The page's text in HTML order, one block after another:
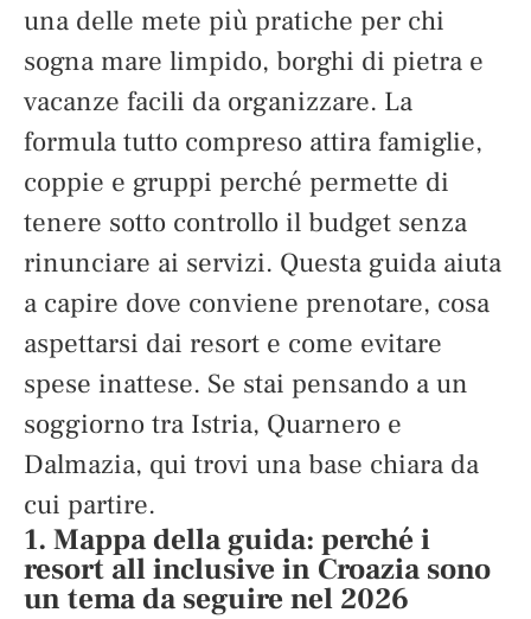
una delle mete più pratiche per chi
sogna mare limpido, borghi di pietra e
vacanze facili da organizzare. La
formula tutto compreso attira famiglie,
coppie e gruppi perché permette di
tenere sotto controllo il budget senza
rinunciare ai servizi. Questa guida aiuta
a capire dove conviene prenotare, cosa
aspettarsi dai resort e come evitare
spese inattese. Se stai pensando a un
soggiorno tra Istria, Quarnero e
Dalmazia, qui trovi una base chiara da
cui partire.
1. Mappa della guida: perché i
resort all inclusive in Croazia sono
un tema da seguire nel 2026